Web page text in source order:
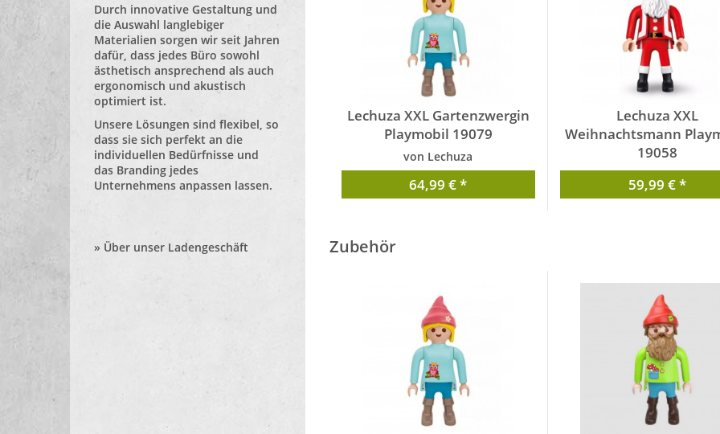
Durch innovative Gestaltung und
die Auswahl langlebiger
Materialien sorgen wir seit Jahren
dafür, dass jedes Büro sowohl
ästhetisch ansprechend als auch
ergonomisch und akustisch
optimiert ist.
Unsere Lösungen sind flexibel, so
dass sie sich perfekt an die
individuellen Bedürfnisse und
das Branding jedes
Unternehmens anpassen lassen.
» Über unser Ladengeschäft
Lechuza XXL Gartenzwergin
Playmobil 19079
von Lechuza
64,99 € *
Lechuza XXL
Weihnachtsmann
19058
von Lechuza
59,99 € *
Zubehör